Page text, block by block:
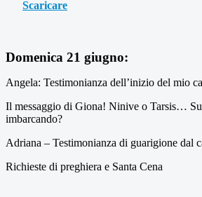
Scaricare
Domenica 21 giugno:
Angela: Testimonianza dell’inizio del mio
Il messaggio di Giona! Ninive o Tarsis…
imbarcando?
Adriana – Testimonianza di guarigione dal
Richieste di preghiera e Santa Cena